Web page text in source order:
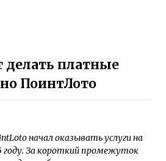
делать платные
ПоинтЛото
начал оказывать услуги на
году. За короткий промежуток